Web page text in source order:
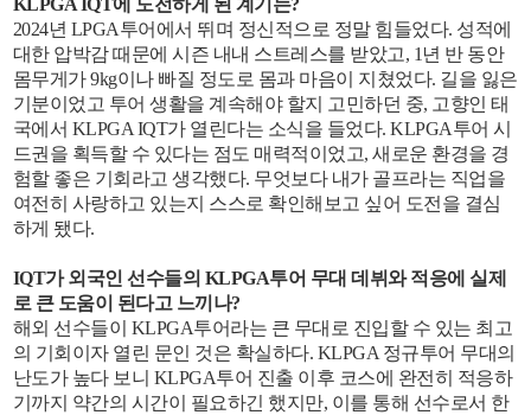
KLPGA IQT에 도전하게 된 계기는?
2024년 LPGA투어에서 뛰며 정신적으로 정말 힘들었다. 성적에
대한 압박감 때문에 시즌 내내 스트레스를 받았고, 1년 반 동안
몸무게가 9kg이나 빠질 정도로 몸과 마음이 지쳤었다. 길을 잃은
기분이었고 투어 생활을 계속해야 할지 고민하던 중, 고향인 태
국에서 KLPGA IQT가 열린다는 소식을 들었다. KLPGA투어 시
드권을 획득할 수 있다는 점도 매력적이었고, 새로운 환경을 경
험할 좋은 기회라고 생각했다. 무엇보다 내가 골프라는 직업을
여전히 사랑하고 있는지 스스로 확인해보고 싶어 도전을 결심
하게 됐다.
IQT가 외국인 선수들의 KLPGA투어 무대 데뷔와 적응에 실제
로 큰 도움이 된다고 느끼나?
해외 선수들이 KLPGA투어라는 큰 무대로 진입할 수 있는 최고
의 기회이자 열린 문인 것은 확실하다. KLPGA 정규투어 무대의
난도가 높다 보니 KLPGA투어 진출 이후 코스에 완전히 적응하
기까지 약간의 시간이 필요하긴 했지만, 이를 통해 선수로서 한